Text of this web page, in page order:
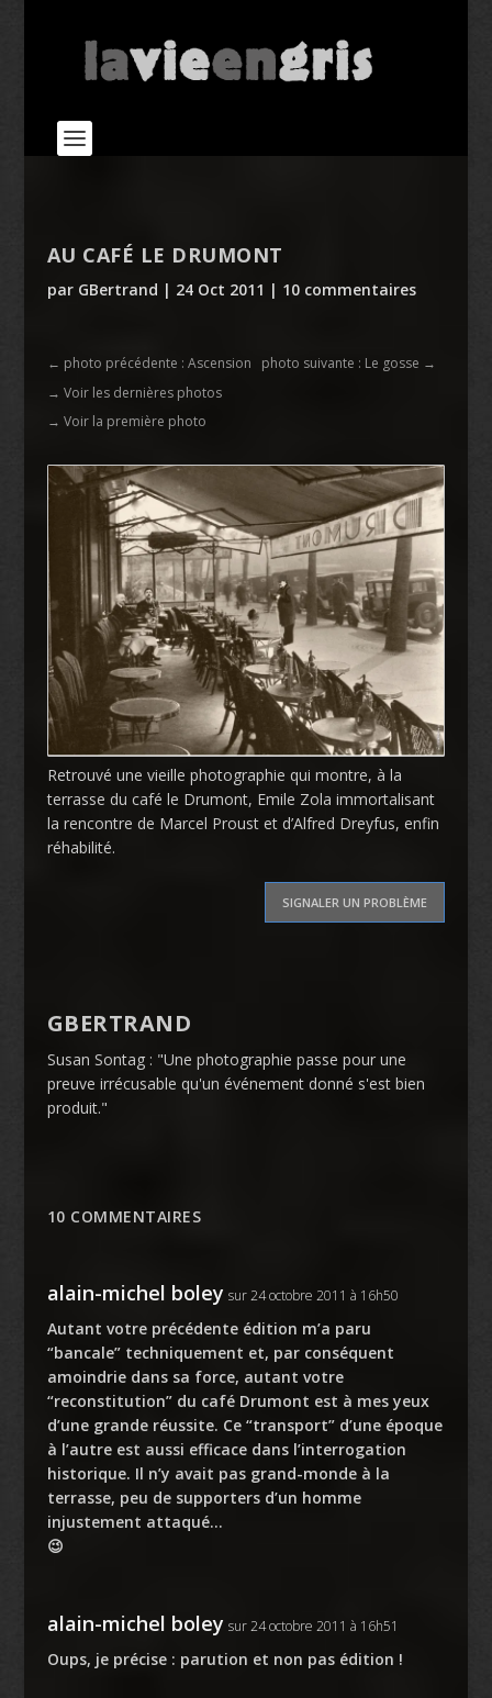
AU CAFÉ LE DRUMONT
par GBertrand | 24 Oct 2011 | 10 commentaires
← photo précédente : Ascension photo suivante : Le gosse →
→ Voir les dernières photos
→ Voir la première photo
Retrouvé une vieille photographie qui montre, à la
terrasse du café le Drumont, Emile Zola immortalisant
la rencontre de Marcel Proust et d’Alfred Dreyfus, enfin
réhabilité.
SIGNALER UN PROBLÈME
GBERTRAND
Susan Sontag : "Une photographie passe pour une
preuve irrécusable qu'un événement donné s'est bien
produit."
10 COMMENTAIRES
alain-michel boley sur 24 octobre 2011 à 16h50
Autant votre précédente édition m’a paru
“bancale” techniquement et, par conséquent
amoindrie dans sa force, autant votre
“reconstitution” du café Drumont est à mes yeux
d’une grande réussite. Ce “transport” d’une époque
à l’autre est aussi efficace dans l’interrogation
historique. Il n’y avait pas grand-monde à la
terrasse, peu de supporters d’un homme
injustement attaqué…
😉
alain-michel boley sur 24 octobre 2011 à 16h51
Oups, je précise : parution et non pas édition !